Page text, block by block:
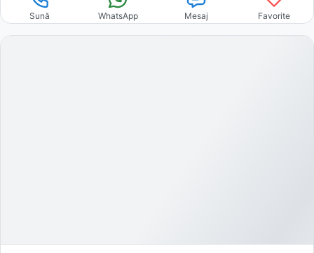
Sună WhatsApp Mesaj Favorite